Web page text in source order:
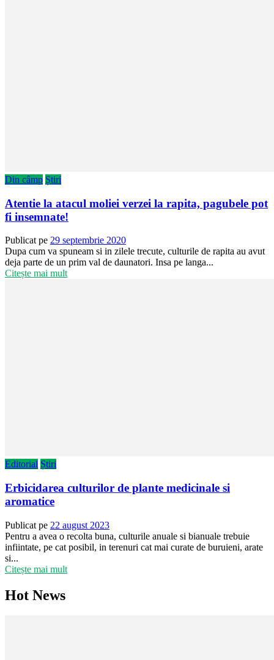
Din câmp Știri
Atentie la atacul moliei verzei la rapita, pagubele pot
fi insemnate!
Publicat pe 29 septembrie 2020
Dupa cum va spuneam si in zilele trecute, culturile de rapita au avut
deja parte de un prim val de daunatori. Insa pe langa...
Citește mai mult
Editorial Știri
Erbicidarea culturilor de plante medicinale si
aromatice
Publicat pe 22 august 2023
Pentru a avea o recolta buna, culturile anuale si bianuale trebuie
infiintate, pe cat posibil, in terenuri cat mai curate de buruieni, arate
si...
Citește mai mult
Hot News